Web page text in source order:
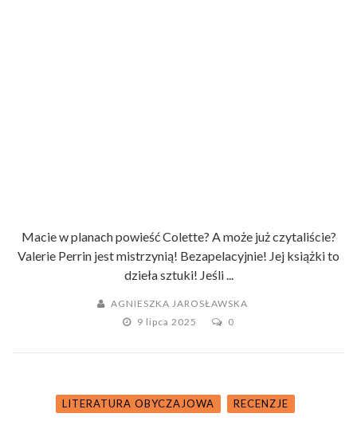
Macie w planach powieść Colette? A może już czytaliście?
Valerie Perrin jest mistrzynią! Bezapelacyjnie! Jej książki to
dzieła sztuki! Jeśli ...
AGNIESZKA JAROSŁAWSKA
9 lipca 2025
0
LITERATURA OBYCZAJOWA RECENZJE